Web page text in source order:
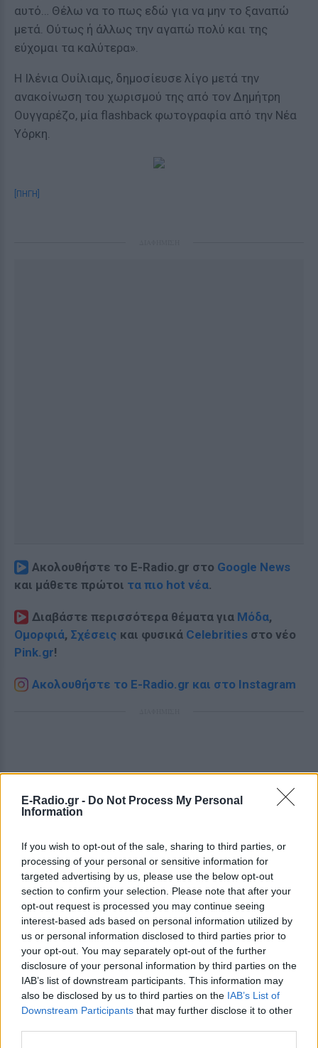
E-Radio.gr - Do Not Process My Personal
Information
If you wish to opt-out of the sale, sharing to third parties, or
processing of your personal or sensitive information for
targeted advertising by us, please use the below opt-out
section to confirm your selection. Please note that after your
opt-out request is processed you may continue seeing
interest-based ads based on personal information utilized by
us or personal information disclosed to third parties prior to
your opt-out. You may separately opt-out of the further
disclosure of your personal information by third parties on the
IAB’s list of downstream participants. This information may
also be disclosed by us to third parties on the IAB’s List of
Downstream Participants that may further disclose it to other
αυτό… Θέλω να το πως εδώ για να μην το ξαναπώ
μετά. Ούτως ή άλλως την αγαπώ πολύ και της
εύχομαι τα καλύτερα».
Η Ιλένια Ουίλιαμς, δημοσίευσε λίγο μετά την
ανακοίνωση του χωρισμού της από τον Δημήτρη
Ουγγαρέζο, μία flashback φωτογραφία από την Νέα
Υόρκη.
[ΠΗΓΗ]
Ακολουθήστε το E-Radio.gr στο Google News
και μάθετε πρώτοι τα πιο hot νέα.
Διαβάστε περισσότερα θέματα για Μόδα,
Ομορφιά, Σχέσεις και φυσικά Celebrities στο νέο
Pink.gr!
Ακολουθήστε το E-Radio.gr και στο Instagram